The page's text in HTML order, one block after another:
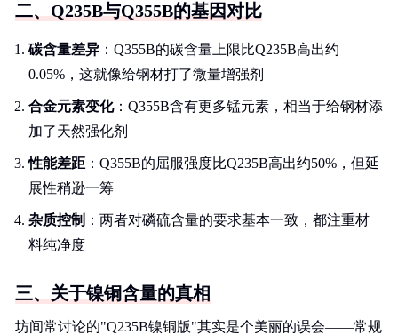
二、Q235B与Q355B的基因对比
碳含量差异 ：Q355B的碳含量上限比Q235B高出约
0.05%，这就像给钢材打了微量增强剂
合金元素变化：Q355B含有更多锰元素，相当于给钢材添
加了天然强化剂
性能差距 ：Q355B的屈服强度比Q235B高出约50%，但延
展性稍逊一筹
杂质控制 ：两者对磷硫含量的要求基本一致，都注重材
料纯净度
三、关于镍铜含量的真相
坊间常讨论的"Q235B镍铜版"其实是个美丽的误会——常规